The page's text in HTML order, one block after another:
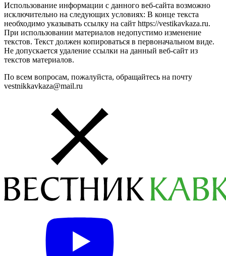
Использование информации с данного веб-сайта возможно
исключительно на следующих условиях: В конце текста
необходимо указывать ссылку на сайт https://vestikavkaza.ru.
При использовании материалов недопустимо изменение
текстов. Текст должен копироваться в первоначальном виде.
Не допускается удаление ссылки на данный веб-сайт из
текстов материалов.
По всем вопросам, пожалуйста, обращайтесь на почту
vestnikkavkaza@mail.ru